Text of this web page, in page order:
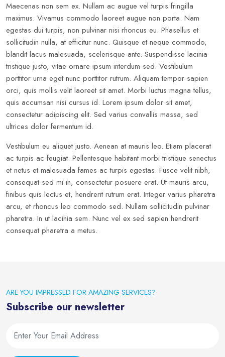
Maecenas non sem ex. Nullam ac augue vel turpis fringilla
maximus. Vivamus commodo laoreet augue non porta. Nam
egestas dui turpis, non pulvinar nisi rhoncus eu. Phasellus et
sollicitudin nulla, at efficitur nunc. Quisque et neque commodo,
blandit lacus malesuada, scelerisque ante. Suspendisse lacinia
tristique justo, vitae ornare ipsum interdum sed. Vestibulum
porttitor urna eget nunc porttitor rutrum. Aliquam tempor sapien
orci, quis mollis velit laoreet sit amet. Morbi luctus magna tellus,
quis accumsan nisi cursus id. Lorem ipsum dolor sit amet,
consectetur adipiscing elit. Sed varius convallis massa, sed
ultrices dolor fermentum id.
Vestibulum eu aliquet justo. Aenean at mauris leo. Etiam placerat
ac turpis ac feugiat. Pellentesque habitant morbi tristique senectus
et netus et malesuada fames ac turpis egestas. Fusce velit nibh,
consequat sed mi in, consectetur posuere erat. Ut mauris arcu,
finibus quis lectus et, hendrerit rutrum erat. Integer varius pharetra
arcu, et rhoncus leo commodo sed. Nullam sollicitudin pulvinar
pharetra. In ut lacinia sem. Nunc vel ex sed sapien hendrerit
consequat pharetra a metus.
ARE YOU IMPRESSED FOR AMAZING SERVICES?
Subscribe our newsletter